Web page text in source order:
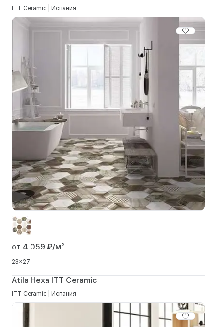
ITT Ceramic | Испания
от 4 059 ₽/м²
23x27
Atila Hexa ITT Ceramic
ITT Ceramic | Испания